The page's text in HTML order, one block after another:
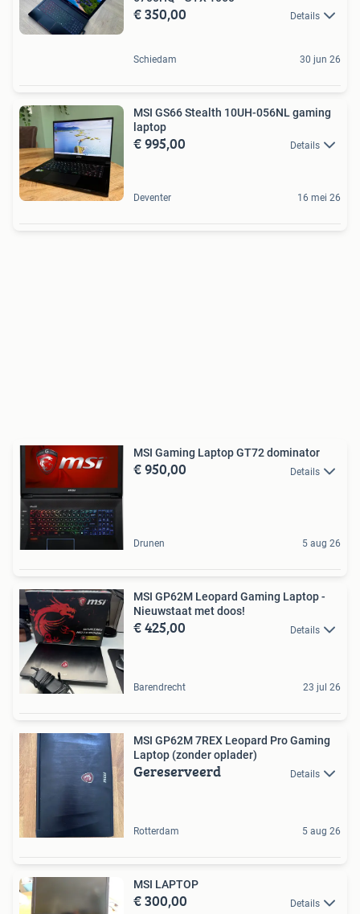
€ 350,00 Details
Schiedam 30 jun 26
MSI GS66 Stealth 10UH-056NL gaming
laptop
€ 995,00 Details
Deventer 16 mei 26
MSI Gaming Laptop GT72 dominator
€ 950,00 Details
Drunen 5 aug 26
MSI GP62M Leopard Gaming Laptop -
Nieuwstaat met doos!
€ 425,00 Details
Barendrecht 23 jul 26
MSI GP62M 7REX Leopard Pro Gaming
Laptop (zonder oplader)
Gereserveerd Details
Rotterdam 5 aug 26
MSI LAPTOP
€ 300,00 Details